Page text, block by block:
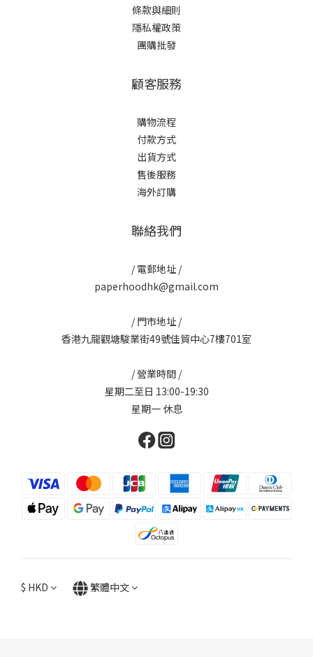
條款與細則
隱私權政策
團購批發
顧客服務
購物流程
付款方式
出貨方式
售後服務
海外訂購
聯絡我們
/ 電郵地址 /
paperhoodhk@gmail.com
/ 門市地址 /
香港九龍觀塘駿業街49號佳貿中心7樓701室
/ 營業時間 /
星期二至日 13:00-19:30
星期一 休息
$ HKD 繁體中文